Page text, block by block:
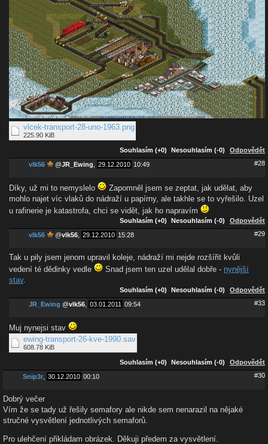
vlcek-transport-28-uno-1963.png
225.90 KiB
Souhlasím (+0) Nesouhlasím (-0) Odpovědět
vlk56 @JR_Ewing 29.12.2010 10:49 #28
Díky, už mi to nemyslelo
Zapomněl jsem se zeptat, jak udělat, aby
mohlo najet víc vlaků do nádraží u papírny, ale takhle se to vyřešilo. Uzel
u rafinerie je katastrofa, chci se vidět, jak ho napravím
Souhlasím (+0) Nesouhlasím (-0) Odpovědět
vlk56 @vlk56 29.12.2010 15:28 #29
Tak u pily jsem jenom upravil koleje, nádraží mi nejde rozšířit kvůli
vedení té dědinky vedle
Snad jsem ten uzel udělal dobře - nynější
stav.
Souhlasím (+0) Nesouhlasím (-0) Odpovědět
JR_Ewing @vlk56 03.01.2011 09:54 #33
Muj nynejsi stav
ewing-transport-26-kve-1990.sav
608.78 KiB
Souhlasím (+0) Nesouhlasím (-0) Odpovědět
Snip3r 30.12.2010 00:10 #30
Dobrý večer
Vím že se tady už řešily semafory ale nikde sem nenarazil na nějaké
stručné vysvětlení jednotlivých semaforů.
Pro ulehčení přikládam obrázek. Děkuji předem za vysvětlení.